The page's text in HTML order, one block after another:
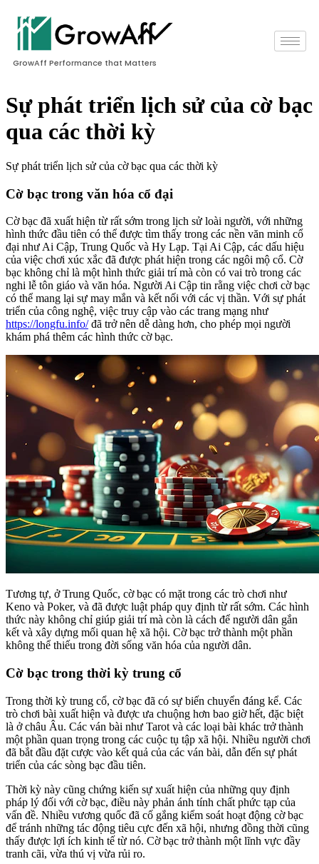
GrowAff Performance that Matters
Sự phát triển lịch sử của cờ bạc
qua các thời kỳ
Sự phát triển lịch sử của cờ bạc qua các thời kỳ
Cờ bạc trong văn hóa cổ đại
Cờ bạc đã xuất hiện từ rất sớm trong lịch sử loài người, với những
hình thức đầu tiên có thể được tìm thấy trong các nền văn minh cổ
đại như Ai Cập, Trung Quốc và Hy Lạp. Tại Ai Cập, các dấu hiệu
của việc chơi xúc xắc đã được phát hiện trong các ngôi mộ cổ. Cờ
bạc không chỉ là một hình thức giải trí mà còn có vai trò trong các
nghi lễ tôn giáo và văn hóa. Người Ai Cập tin rằng việc chơi cờ bạc
có thể mang lại sự may mắn và kết nối với các vị thần. Với sự phát
triển của công nghệ, việc truy cập vào các trang mạng như
https://longfu.info/đã trở nên dễ dàng hơn, cho phép mọi người
khám phá thêm các hình thức cờ bạc.
Tương tự, ở Trung Quốc, cờ bạc có mặt trong các trò chơi như
Keno và Poker, và đã được luật pháp quy định từ rất sớm. Các hình
thức này không chỉ giúp giải trí mà còn là cách để người dân gắn
kết và xây dựng mối quan hệ xã hội. Cờ bạc trở thành một phần
không thể thiếu trong đời sống văn hóa của người dân.
Cờ bạc trong thời kỳ trung cổ
Trong thời kỳ trung cổ, cờ bạc đã có sự biến chuyển đáng kể. Các
trò chơi bài xuất hiện và được ưa chuộng hơn bao giờ hết, đặc biệt
là ở châu Âu. Các ván bài như Tarot và các loại bài khác trở thành
một phần quan trọng trong các cuộc tụ tập xã hội. Nhiều người chơi
đã bắt đầu đặt cược vào kết quả của các ván bài, dẫn đến sự phát
triển của các sòng bạc đầu tiên.
Thời kỳ này cũng chứng kiến sự xuất hiện của những quy định
pháp lý đối với cờ bạc, điều này phản ánh tính chất phức tạp của
vấn đề. Nhiều vương quốc đã cố gắng kiểm soát hoạt động cờ bạc
để tránh những tác động tiêu cực đến xã hội, nhưng đồng thời cũng
thấy được lợi ích kinh tế từ nó. Cờ bạc trở thành một lĩnh vực đầy
tranh cãi, vừa thú vị vừa rủi ro.